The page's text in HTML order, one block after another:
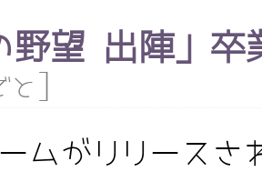
野望 出陣」
と
ムがリリースさ